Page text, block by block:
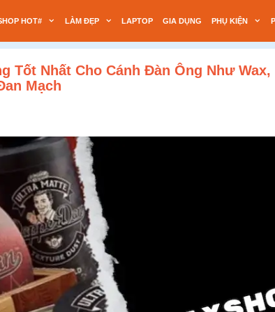
HOT# LÀM ĐẸP LAPTOP GIA DỤNG PHỤ KIỆN
Tốt Nhất Cho Cánh Đàn Ông Như
Mạch